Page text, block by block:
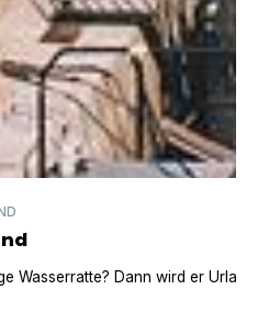
Wasserratte? Dann wird er